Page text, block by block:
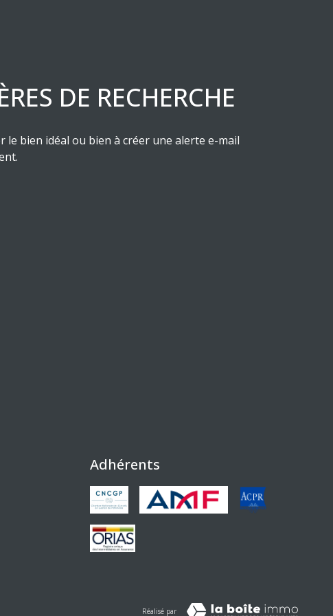
DE RECHERCHE
bien idéal ou bien à créer une alerte e-mail
Adhérents
Réalisé par